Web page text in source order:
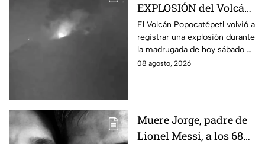
EXPLOSIÓN del Volcán
Popocatépetl hoy;
arrojó LAVA
El Volcán Popocatépetl volvió a
registrar una explosión durante
la madrugada de hoy sábado 8
de agosto de 2026; arrojó lava
08 agosto, 2026
Muere Jorge, padre de
Lionel Messi, a los 68